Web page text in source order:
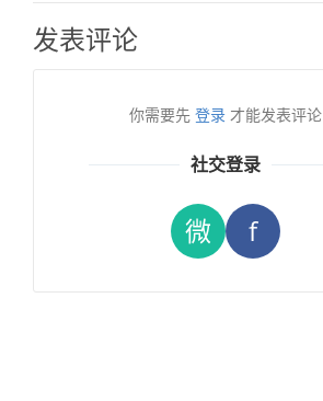
发表评论
你需要先 登录 才能发表评论
社交登录
微 f